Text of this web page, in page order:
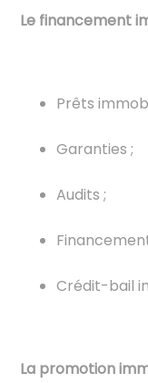
Le financement
Prêts
Garanties ;
Audits ;
Crédit-bail
La promotion